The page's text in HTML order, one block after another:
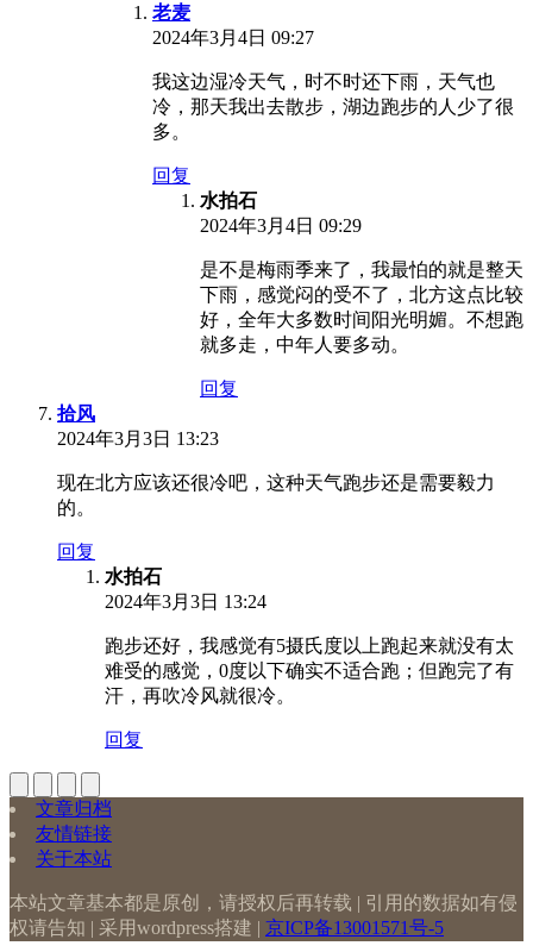
老麦
2024年3月4日 09:27
我这边湿冷天气，时不时还下雨，天气也
冷，那天我出去散步，湖边跑步的人少了很
多。
回复
水拍石
2024年3月4日 09:29
是不是梅雨季来了，我最怕的就是整天
下雨，感觉闷的受不了，北方这点比较
好，全年大多数时间阳光明媚。不想跑
就多走，中年人要多动。
回复
拾风
2024年3月3日 13:23
现在北方应该还很冷吧，这种天气跑步还是需要毅力
的。
回复
水拍石
2024年3月3日 13:24
跑步还好，我感觉有5摄氏度以上跑起来就没有太
难受的感觉，0度以下确实不适合跑；但跑完了有
汗，再吹冷风就很冷。
回复
文章归档
友情链接
关于本站
本站文章基本都是原创，请授权后再转载 | 引用的数据如有侵
权请告知 | 采用wordpress搭建 | 京ICP备13001571号-5